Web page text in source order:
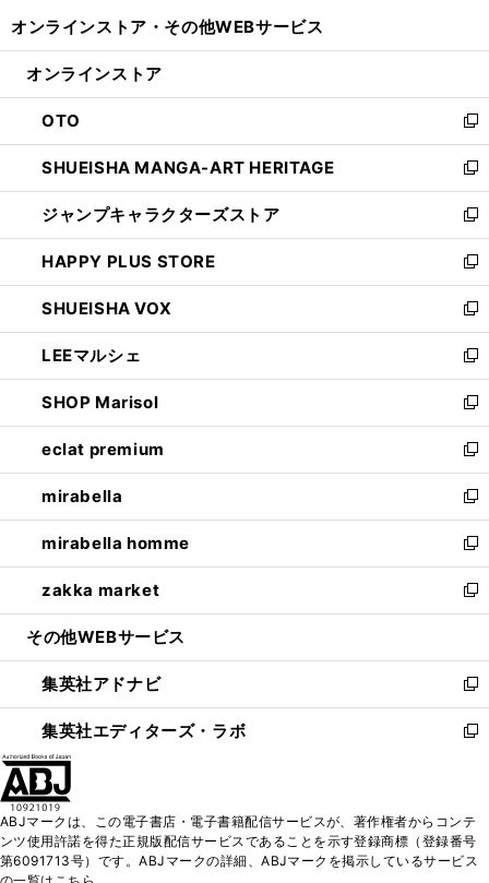
開
ン
ウ
で
開
く
ウ
ン
ド
ウ
で
開
く
オンラインストア・ その他WEBサービス
オンラインストア
OTO
新
し
い
ウ
ィ
ン
ド
ウ
で
開
く
SHUEISHA MANGA-ART HERITAGE
新
し
い
ウ
ィ
ン
ド
ウ
で
開
く
ジャンプキャラクターズストア
新
し
い
ウ
ィ
ン
ド
ウ
で
開
く
HAPPY PLUS STORE
新
し
い
ウ
ィ
ン
ド
ウ
で
開
く
SHUEISHA VOX
新
し
い
ウ
ィ
ン
ド
ウ
で
開
く
LEEマルシェ
新
し
い
ウ
ィ
ン
ド
ウ
で
開
く
SHOP Marisol
新
し
い
ウ
ィ
ン
ド
ウ
で
開
eclat premium
新
し
い
ウ
ィ
ン
ド
ウ
開
く
mirabella
新
し
い
ウ
ィ
ン
ウ
で
開
く
mirabella homme
新
し
い
ウ
ン
ド
ウ
で
zakka market
新
し
ウ
ィ
ン
ド
く
その他WEBサービス
集英社アドナビ
新
し
い
ド
ウ
で
集英社エディターズ・ラボ
新
ィ
ン
ド
ABJマークは、この電子書店・電子書籍配信サービスが、著作権者からコンテ
ンツ使用許諾を得た正規版配信サービスであることを示す登録商標（登録番号
第6091713号）です。ABJマークの詳細、ABJマークを掲示しているサービス